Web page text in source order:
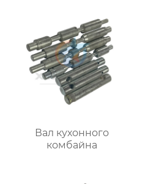
Вал кухонного
комбайна